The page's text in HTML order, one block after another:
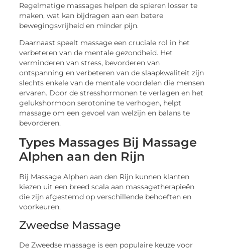
Regelmatige massages helpen de spieren losser te
maken, wat kan bijdragen aan een betere
bewegingsvrijheid en minder pijn.
Daarnaast speelt massage een cruciale rol in het
verbeteren van de mentale gezondheid. Het
verminderen van stress, bevorderen van
ontspanning en verbeteren van de slaapkwaliteit zijn
slechts enkele van de mentale voordelen die mensen
ervaren. Door de stresshormonen te verlagen en het
gelukshormoon serotonine te verhogen, helpt
massage om een gevoel van welzijn en balans te
bevorderen.
Types Massages Bij Massage
Alphen aan den Rijn
Bij Massage Alphen aan den Rijn kunnen klanten
kiezen uit een breed scala aan massagetherapieën
die zijn afgestemd op verschillende behoeften en
voorkeuren.
Zweedse Massage
De Zweedse massage is een populaire keuze voor